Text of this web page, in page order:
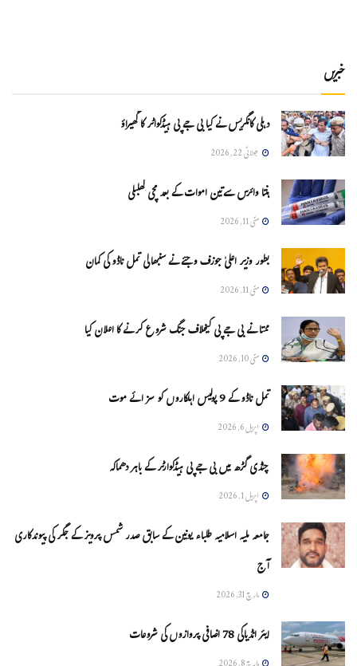
خبریں
دہلی کانگریس نے کیا بی جے پی ہیڈکواٹر کا گھیراؤ
جولائی 22, 2026
ہنتا وائرس سےتین اموات کے بعد مچی کھلبلی
مئی 11, 2026
بطور وزیر اعلیٰ جوزف وجئے نے سنبھالی تمل ناڈو کی کمان
مئی 11, 2026
ممتا نے بی جے پی کیخلاف جنگ شروع کرنے کا اعلان کیا
مئی 10, 2026
تمل ناڈو کے 9 پولیس اہلکاروں کو سزائے موت
اپریل 6, 2026
چنڈی گڑھ میں بی جے پی ہیڈکوارٹر کے باہر دھماکہ
اپریل 1, 2026
جامعہ ملیہ اسلامیہ طلباء یونین کے سابق صدر شمس پرویز کے جگر کی پیوندکاری
آج
مارچ 31, 2026
ایئر انڈیاکی 78 اضافی پروازوں کی شروعات